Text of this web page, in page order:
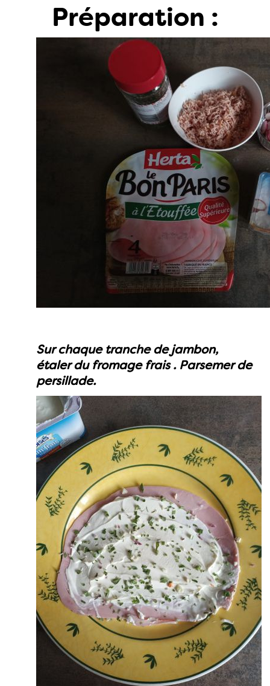
Préparation :
Sur chaque tranche de jambon,
étaler du fromage frais . Parsemer de
persillade.